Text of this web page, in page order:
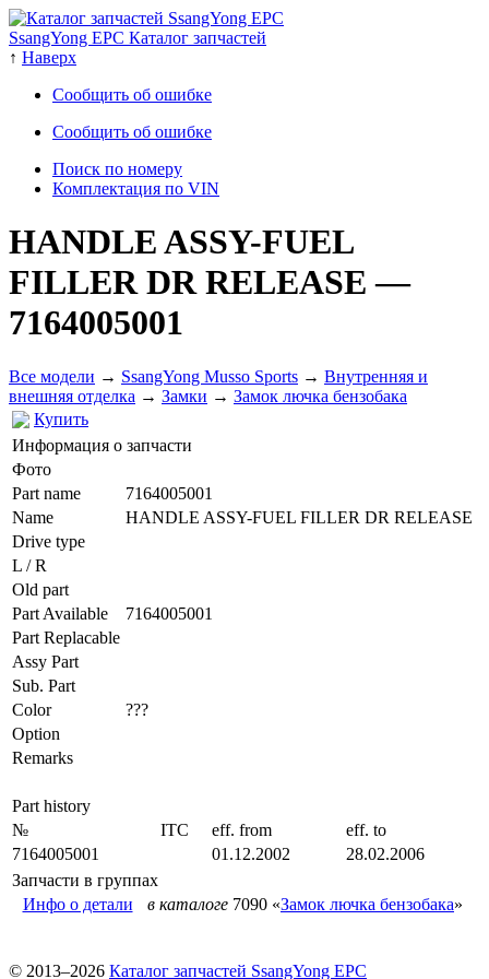
SsangYong EPC Каталог запчастей
↑ Наверх
Сообщить об ошибке
Сообщить об ошибке
Поиск по номеру
Комплектация по VIN
HANDLE ASSY-FUEL
FILLER DR RELEASE—
7164005001
Все модели → SsangYong Musso Sports → Внутренняя и
внешняя отделка → Замки → Замок лючка бензобака
Купить
Информация о запчасти
Фото
Part name
7164005001
Name
HANDLE ASSY-FUEL FILLER DR RELEASE
Drive type
L / R
Old part
Part Available
7164005001
Part Replacable
Assy Part
Sub. Part
Color
???
Option
Remarks
Part history
№
ITC eff. from
eff. to
7164005001
01.12.2002
28.02.2006
Запчасти в группах
Инфо о детали
в каталоге 7090 «Замок лючка бензобака»
© 2013–2026 Каталог запчастей SsangYong EPC